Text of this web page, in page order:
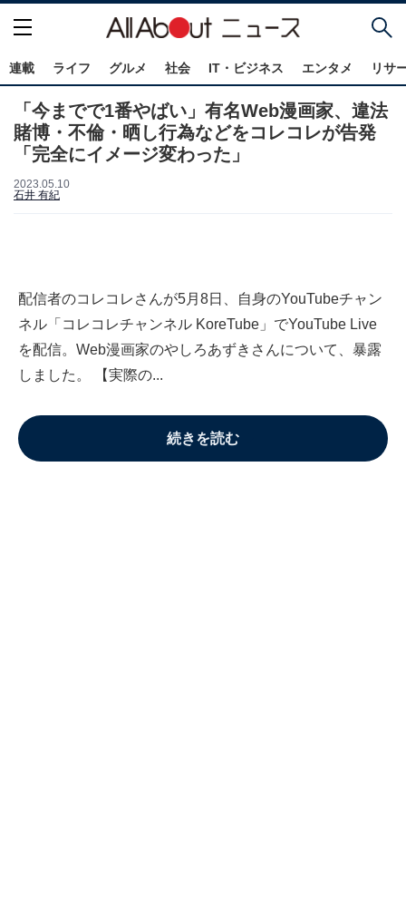
連載 ライフ グルメ 社会 IT・ビジネス エンタメ リサ
「今までで1番やばい」有名Web漫画家、違法
賭博・不倫・晒し行為などをコレコレが告発
「完全にイメージ変わった」
2023.05.10
石井 有紀
配信者のコレコレさんが5月8日、自身のYouTubeチャン
ネル「コレコレチャンネル KoreTube」でYouTube Live
を配信。Web漫画家のやしろあずきさんについて、暴露
しました。 【実際の...
続きを読む